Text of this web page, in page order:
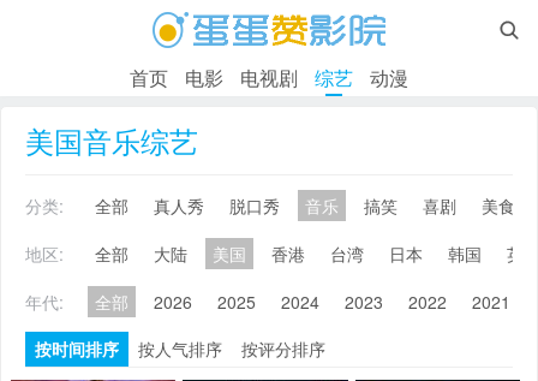

首页 电影 电视剧 综艺 动漫
美国音乐综艺
分类: 全部 真人秀 脱口秀 音乐 搞笑 喜剧
美食
地区:
全部 大陆 美国 香港 台湾 日本 韩国
英
年代:
全部 2026 2025 2024 2023 2022 2021
按时间排序
按人气排序 按评分排序